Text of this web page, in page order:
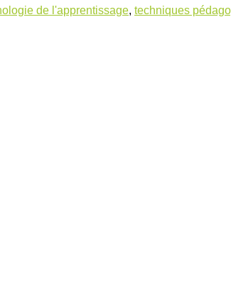
de l'apprentissage, techniques